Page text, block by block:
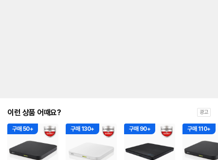
이런 상품 어때요? 광고
구매 50+ 구매 130+ 구매 90+ 구매 110+